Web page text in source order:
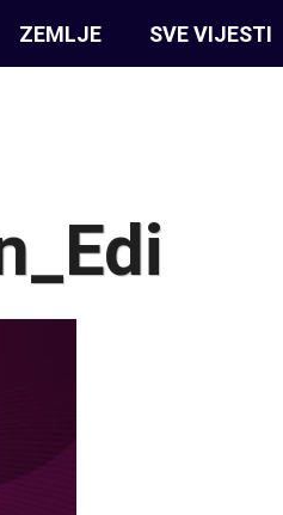
ZEMLJE SVE VIJESTI